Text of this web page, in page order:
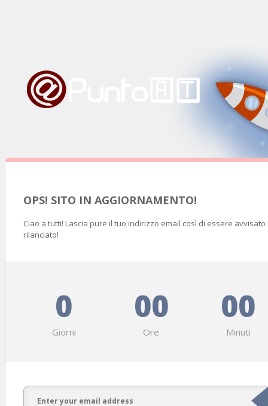
OPS! SITO IN AGGIORNAMENTO!
Ciao a tutti! Lascia pure il tuo indirizzo email così di essere
rilanciato!
0
Giorni
00
Ore
00
Minuti